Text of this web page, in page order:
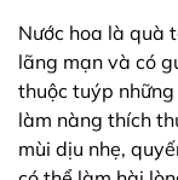
Nước hoa là quà
lãng mạn và có
thuộc tuýp
làm nàng thích
mùi dịu nhẹ,